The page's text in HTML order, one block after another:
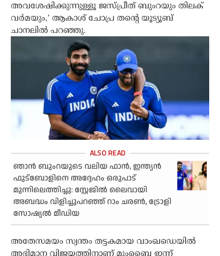
അവശേഷിക്കുന്നുള്ളൂ ജസ്പ്രീത് ബുംറയും തിലക്
വര്‍മയും,’ ആകാശ് ചോപ്ര തന്റെ യൂട്യൂബ്
ചാനലില്‍ പറഞ്ഞു.
ഞാന്‍ ബുംറയുടെ വലിയ ഫാന്‍, ഇന്ത്യന്‍
ഫുട്‌ബോളിനെ അദ്ദേഹം ഒരുപാട്
മുന്നിലെത്തിച്ചു: സ്റ്റേജില്‍ ലൈവായി
അബദ്ധം വിളിച്ചുപറഞ്ഞ് റാം ചരണ്‍, ട്രോളി
സോഷ്യല്‍ മീഡിയ
അതേസമയം സ്വന്തം തട്ടകമായ വാംഖഡെയില്‍
അഭിമാന വിജയത്തിനാണ് മുംബൈ ഇന്ന്